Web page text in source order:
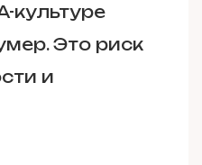
культуре
Это риск
и